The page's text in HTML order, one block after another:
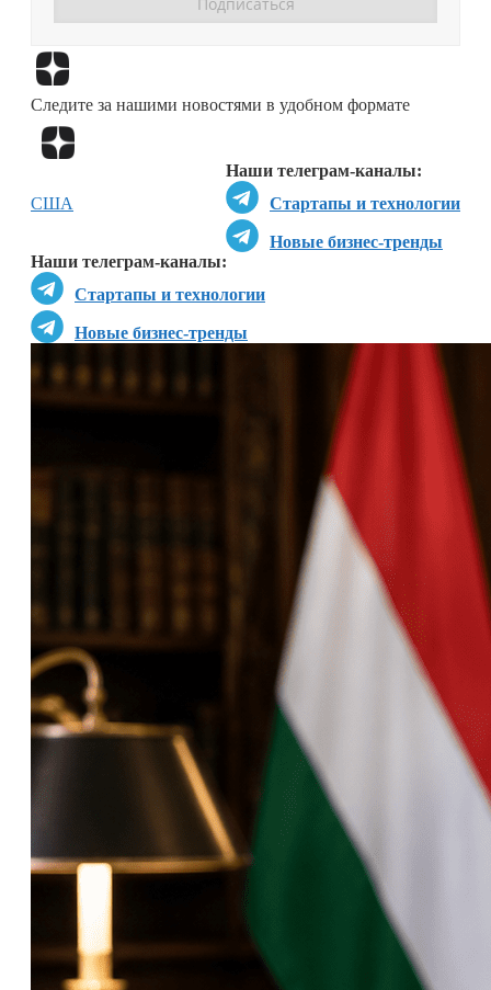
Следите за нашими новостями в удобном формате
Наши телеграм-каналы:
Стартапы и технологии
Новые бизнес-тренды
Наши телеграм-каналы:
Стартапы и технологии
Новые бизнес-тренды
США